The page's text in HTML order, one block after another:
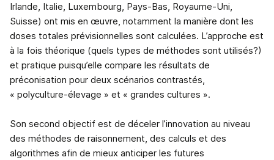
Irlande, Italie, Luxembourg, Pays-Bas, Royaume-Uni,
Suisse) ont mis en œuvre, notamment la manière dont les
doses totales prévisionnelles sont calculées. L’approche est
à la fois théorique (quels types de méthodes sont utilisés?)
et pratique puisqu’elle compare les résultats de
préconisation pour deux scénarios contrastés,
« polyculture-élevage » et « grandes cultures ».
Son second objectif est de déceler l’innovation au niveau
des méthodes de raisonnement, des calculs et des
algorithmes afin de mieux anticiper les futures